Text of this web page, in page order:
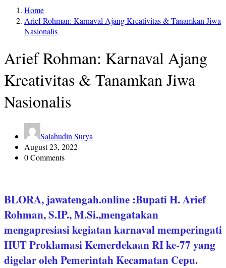
Home
Arief Rohman: Karnaval Ajang Kreativitas & Tanamkan Jiwa
Nasionalis
Arief Rohman: Karnaval Ajang
Kreativitas & Tanamkan Jiwa
Nasionalis
Salahudin Surya
August 23, 2022
0 Comments
BLORA, jawatengah.online :Bupati H. Arief
Rohman, S.IP., M.Si.,mengatakan
mengapresiasi kegiatan karnaval memperingati
HUT Proklamasi Kemerdekaan RI ke-77 yang
digelar oleh Pemerintah Kecamatan Cepu.